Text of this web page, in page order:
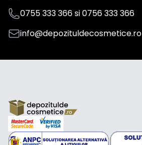
0755 333 366si0756 333 366
info@depozituldecosmetice.ro